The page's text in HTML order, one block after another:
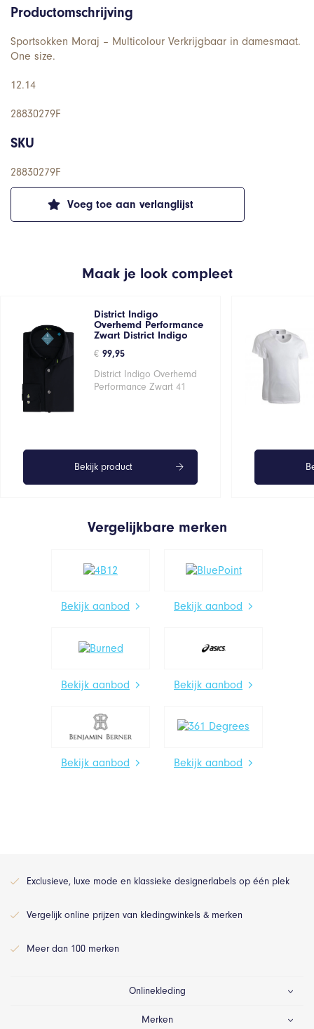
Voeg toe aan verlanglijst
Productomschrijving
Sportsokken Moraj – Multicolour Verkrijgbaar in damesmaat.
One size.
12.14
28830279F
SKU
28830279F
Maak je look compleet
District Indigo
Overhemd Performance
Zwart District Indigo
€ 99,95
District Indigo Overhemd
Performance Zwart 41
Bekijk product
Vergelijkbare merken
Bekijk aanbod Bekijk aanbod
Bekijk aanbod Bekijk aanbod
Bekijk aanbod Bekijk aanbod
Exclusieve, luxe mode en klassieke designerlabels op één plek
Vergelijk online prijzen van kledingwinkels & merken
Meer dan 100 merken
Onlinekleding
Merken